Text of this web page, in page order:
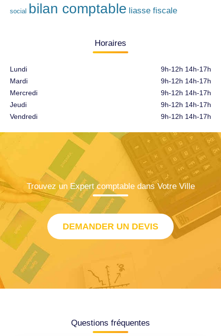
social bilan comptable liasse fiscale
Horaires
Lundi
Mardi
Mercredi
Jeudi
Vendredi
9h-12h 14h-17h
9h-12h 14h-17h
9h-12h 14h-17h
9h-12h 14h-17h
9h-12h 14h-17h
Trouvez un Expert comptable dans Votre Ville
DEMANDER UN DEVIS
Questions fréquentes